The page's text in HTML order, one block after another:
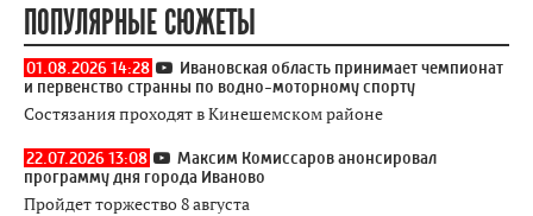
ПОПУЛЯРНЫЕ СЮЖЕТЫ
01.08.2026 14:28
Ивановская область принимает чемпионат
и первенство странны по водно-моторному спорту
Состязания проходят в Кинешемском районе
22.07.2026 13:08
Максим Комиссаров анонсировал
программу дня города Иваново
Пройдет торжество 8 августа